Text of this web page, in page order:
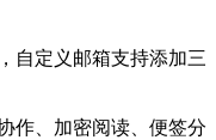
自定义邮箱支持添加三
作、加密阅读、便签分